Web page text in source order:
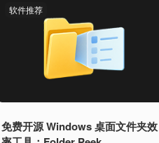
软件推荐
免费开源 Windows 桌面文件夹效